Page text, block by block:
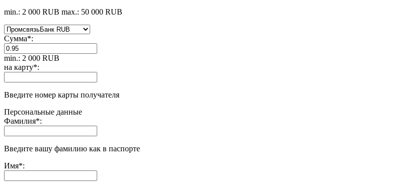
min.: 2 000 RUB max.: 50 000 RUB
Сумма*:
min.: 2 000 RUB
на карту*:
Введите номер карты получателя
Персональные данные
Фамилия*:
Введите вашу фамилию как в паспорте
Имя*: